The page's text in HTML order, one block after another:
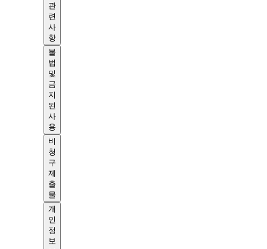
관
련
사
항
불
법
및
금
지
된
사
용
비
청
구
제
출
물
개
인
정
보